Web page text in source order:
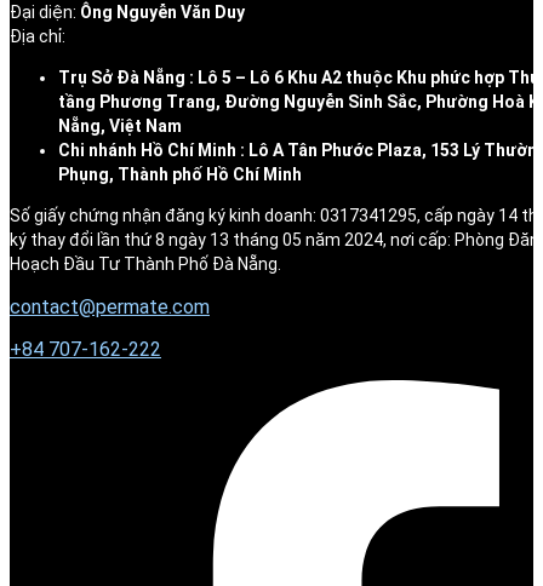
Đại diện: Ông Nguyễn Văn Duy
Địa chỉ:
Trụ Sở Đà Nẵng : Lô 5 – Lô 6 Khu A2 thuộc Khu phức hợp
tầng Phương Trang, Đường Nguyễn Sinh Sắc, Phường Hoà
Nẵng, Việt Nam
Chi nhánh Hồ Chí Minh : Lô A Tân Phước Plaza, 153 Lý
Phụng, Thành phố Hồ Chí Minh
Số giấy chứng nhận đăng ký kinh doanh: 0317341295, cấp ngày 14
ký thay đổi lần thứ 8 ngày 13 tháng 05 năm 2024, nơi cấp: Phòng
Hoạch Đầu Tư Thành Phố Đà Nẵng.
contact@permate.com
+84 707-162-222